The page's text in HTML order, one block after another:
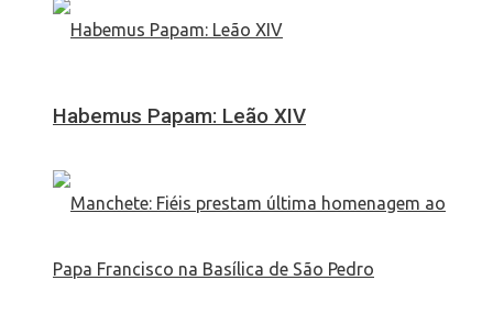
Habemus Papam: Leão XIV